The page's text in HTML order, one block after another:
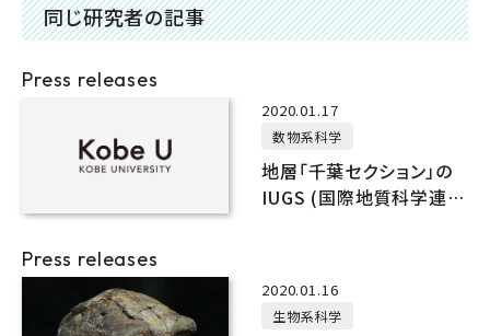
同じ研究者の記事
Press releases
2020.01.17
数物系科学
地層「千葉セクション」の
IUGS (国際地質科学連
Press releases
2020.01.16
生物系科学